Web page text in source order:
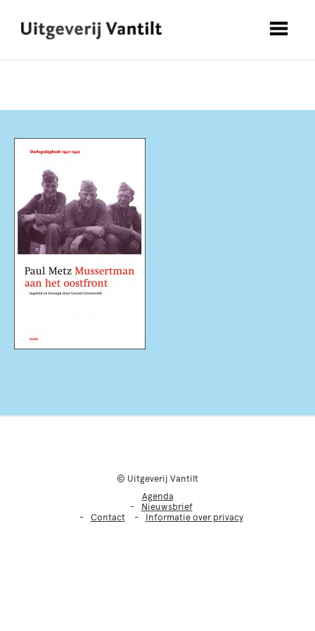
© Uitgeverij Vantilt
Agenda
Nieuwsbrief
Contact
Informatie over privacy